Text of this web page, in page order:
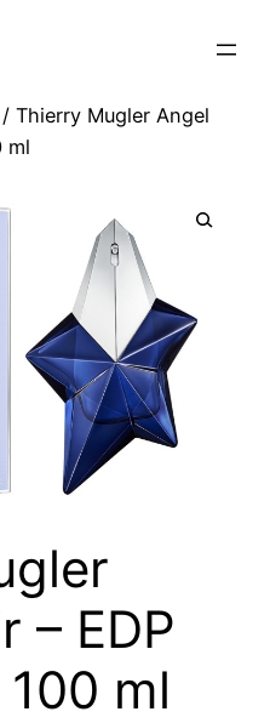
/ Thierry Mugler Angel
ml
– EDP
ml